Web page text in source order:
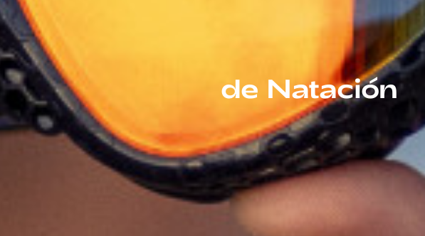
de Natación